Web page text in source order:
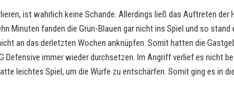
ist wahrlich keine Schande. Allerdings ließ das Auftreten der
Minuten fanden die Grün-Blauen gar nicht ins Spiel und so stand
an das derletzten Wochen anknüpfen. Somit hatten die
Defensive immer wieder durchsetzen. Im Angriff verlief es nicht
leichtes Spiel, um die Würfe zu entschärfen. Somit ging es in